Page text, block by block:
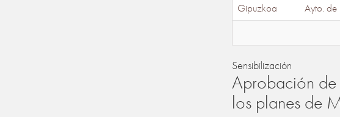
Gipuzkoa
Ayto. de
Sensibilización
Aprobación
los planes de